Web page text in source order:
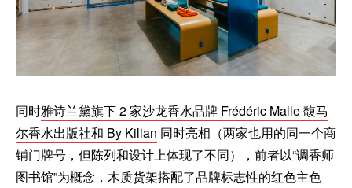
同时雅诗兰黛旗下 2 家沙龙香水品牌 Frédéric Malle 馥马
尔香水出版社和 By Kilian 同时亮相（两家也用的同一个商
铺门牌号，但陈列和设计上体现了不同），前者以“调香师
图书馆”为概念，木质货架搭配了品牌标志性的红色主色